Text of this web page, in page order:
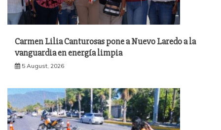
Carmen Lilia Canturosas pone a Nuevo Laredo a la
vanguardia en energía limpia
5 August, 2026